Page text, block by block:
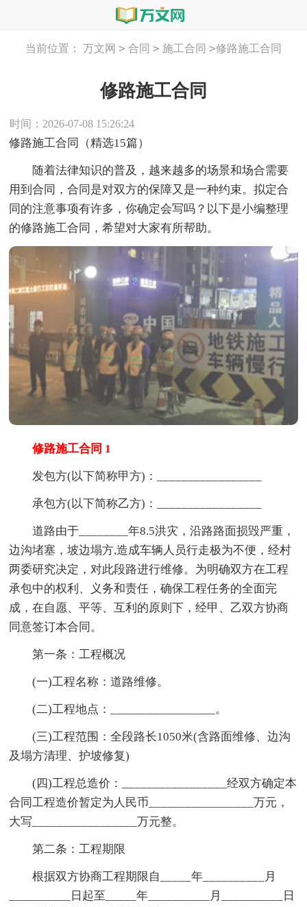
当前位置： 万文网 > 合同 > 施工合同 >修路施工合同
修路施工合同
时间：2026-07-08 15:26:24
修路施工合同（精选15篇）
随着法律知识的普及，越来越多的场景和场合需要
用到合同，合同是对双方的保障又是一种约束。拟定合
同的注意事项有许多，你确定会写吗？以下是小编整理
的修路施工合同，希望对大家有所帮助。
修路施工合同 1
发包方(以下简称甲方)：_________________
承包方(以下简称乙方)：_________________
道路由于________年8.5洪灾，沿路路面损毁严重，
边沟堵塞，坡边塌方,造成车辆人员行走极为不便，经村
两委研究决定，对此段路进行维修。为明确双方在工程
承包中的权利、义务和责任，确保工程任务的全面完
成，在自愿、平等、互利的原则下，经甲、乙双方协商
同意签订本合同。
第一条：工程概况
(一)工程名称：道路维修。
(二)工程地点：_________________。
(三)工程范围：全段路长1050米(含路面维修、边沟
及塌方清理、护坡修复)
(四)工程总造价：_________________经双方确定本
合同工程造价暂定为人民币_________________万元，
大写_________________万元整。
第二条：工程期限
根据双方协商工程期限自_____年__________月
__________日起至_____年__________月__________日